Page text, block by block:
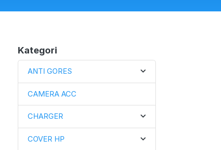
Kategori
ANTI GORES
CAMERA ACC
CHARGER
COVER HP